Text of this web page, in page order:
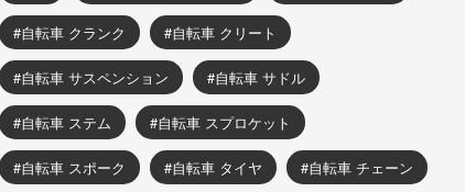
自転車 クランク 自転車 クリート
自転車 サスペンション 自転車 サドル
自転車 ステム 自転車 スプロケット
自転車 スポーク 自転車 タイヤ 自転車 チェーン